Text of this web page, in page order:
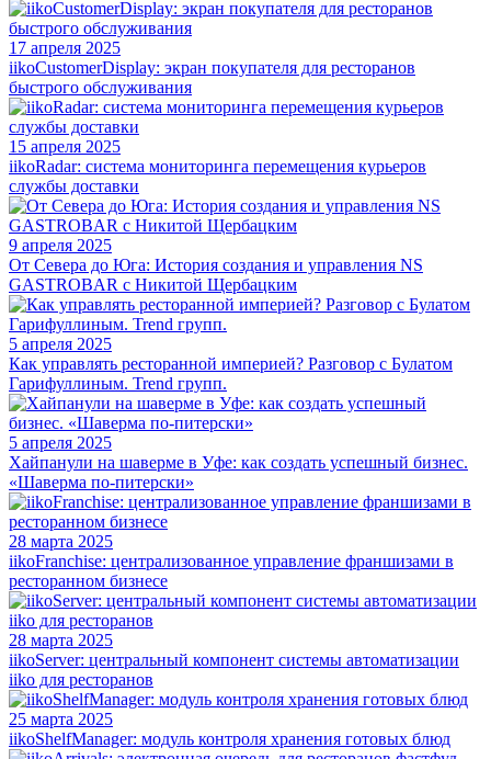
17 апреля 2025
iikoCustomerDisplay: экран покупателя для ресторанов
быстрого обслуживания
15 апреля 2025
iikoRadar: система мониторинга перемещения курьеров
службы доставки
9 апреля 2025
От Севера до Юга: История создания и управления NS
GASTROBAR с Никитой Щербацким
5 апреля 2025
Как управлять ресторанной империей? Разговор с Булатом
Гарифуллиным. Trend групп.
5 апреля 2025
Хайпанули на шаверме в Уфе: как создать успешный бизнес.
«Шаверма по-питерски»
28 марта 2025
iikoFranchise: централизованное управление франшизами в
ресторанном бизнесе
28 марта 2025
iikoServer: центральный компонент системы автоматизации
iiko для ресторанов
25 марта 2025
iikoShelfManager: модуль контроля хранения готовых блюд